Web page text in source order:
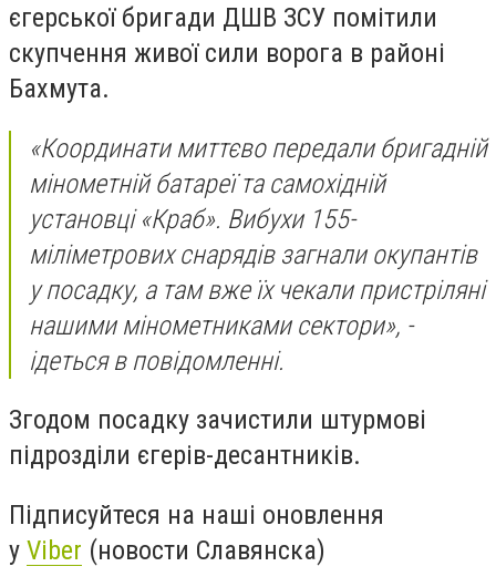
єгерської бригади ДШВ ЗСУ помітили
скупчення живої сили ворога в районі
Бахмута.
«Координати миттєво передали бригадній
мінометній батареї та самохідній
установці «Краб». Вибухи 155-
міліметрових снарядів загнали окупантів
у посадку, а там вже їх чекали пристріляні
нашими мінометниками сектори», -
ідеться в повідомленні.
Згодом посадку зачистили штурмові
підрозділи єгерів-десантників.
Підписуйтеся на наші оновлення
у Viber (новости Славянска)